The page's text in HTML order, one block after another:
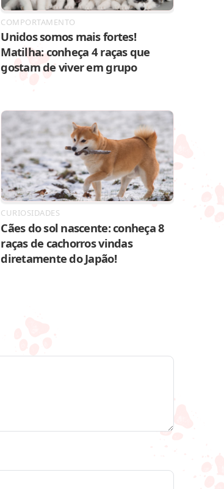
COMPORTAMENTO
Unidos somos mais fortes!
Matilha: conheça 4 raças que
gostam de viver em grupo
CURIOSIDADES
Cães do sol nascente: conheça 8
raças de cachorros vindas
diretamente do Japão!